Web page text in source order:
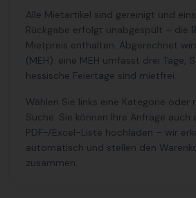
Alle Mietartikel sind gereinigt und
Rückgabe erfolgt unabgespült – die
Mietpreis enthalten. Abgerechnet
(MEH): eine MEH umfasst drei Tage,
hessische Feiertage sind mietfrei.
Wählen Sie links eine Kategorie oder
Suche. Sie können Ihre Anfrage auch
PDF-/Excel-Liste hochladen – wir
automatisch und stellen den
zusammen.